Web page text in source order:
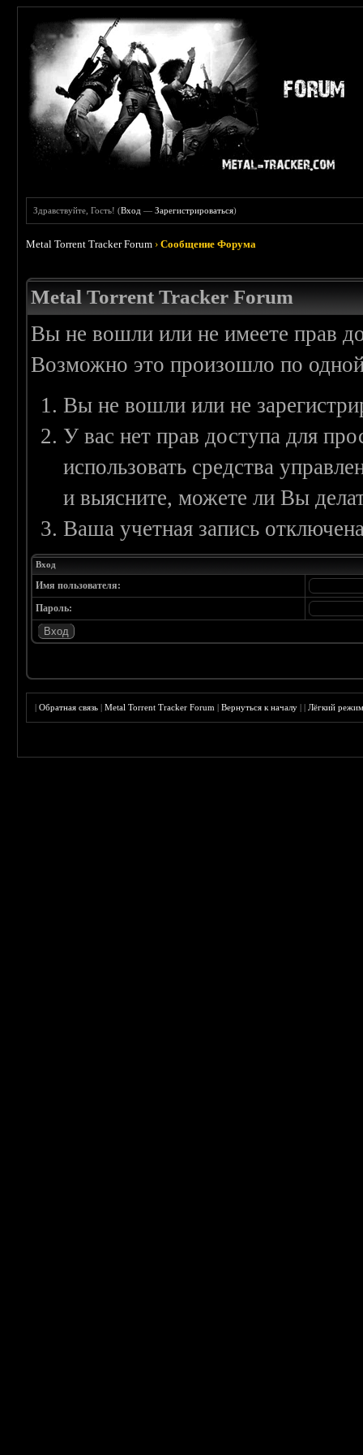
Здравствуйте, Гость! (Вход —Зарегистрироваться)
Metal Torrent Tracker Forum ›Сообщение Форума
Metal Torrent Tracker Forum
Вы не вошли или не имеете прав
Возможно это произошло по
Вы не вошли или не
У вас нет прав доступа для
использовать средства
и выясните, можете ли Вы
Ваша учетная запись
Вход
Имя пользователя:
Пароль:
|Обратная связь |Metal Torrent Tracker Forum |Вернуться к началу ||Лёгкий